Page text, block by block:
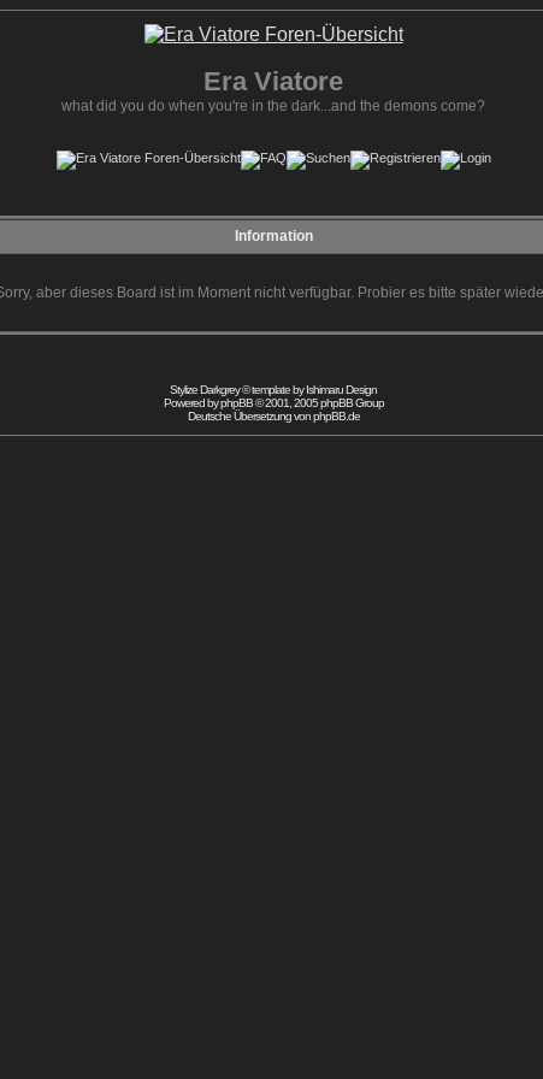
Era Viatore
what did you do when you're in the dark...and the demons come?
Information
aber dieses Board ist im Moment nicht verfügbar. Probier es bitte später
Stylize Darkgrey © template byIshimaru Design
Powered byphpBB© 2001, 2005 phpBB Group
Deutsche Übersetzung vonphpBB.de